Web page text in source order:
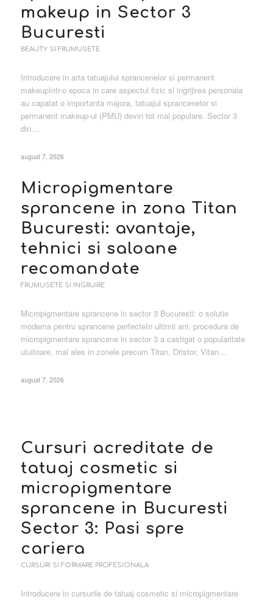
makeup in Sector 3
Bucuresti
BEAUTY SI FRUMUSETE
Introducere in arta tatuajului sprancenelor si permanent
makeupIntr-o epoca in care aspectul fizic si ingrijirea personala
au capatat o importanta majora, tatuajul sprancenelor si
permanent makeup-ul (PMU) devin tot mai populare. Sector 3
din…
august 7, 2026
Micropigmentare
sprancene in zona Titan
Bucuresti: avantaje,
tehnici si saloane
recomandate
FRUMUSETE SI INGRIJIRE
Micropigmentare sprancene in sector 3 Bucuresti: o solutie
moderna pentru sprancene perfecteIn ultimii ani, procedura de
micropigmentare sprancene in sector 3 a castigat o popularitate
uluitoare, mai ales in zonele precum Titan, Dristor, Vitan…
august 7, 2026
Cursuri acreditate de
tatuaj cosmetic si
micropigmentare
sprancene in Bucuresti
Sector 3: Pasi spre
cariera
CURSURI SI FORMARE PROFESIONALA
Introducere in cursurile de tatuaj cosmetic si micropigmentare